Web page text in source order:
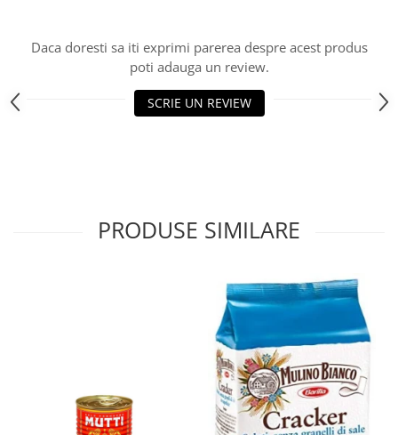
Daca doresti sa iti exprimi parerea despre acest produs
poti adauga un review.
SCRIE UN REVIEW
PRODUSE SIMILARE